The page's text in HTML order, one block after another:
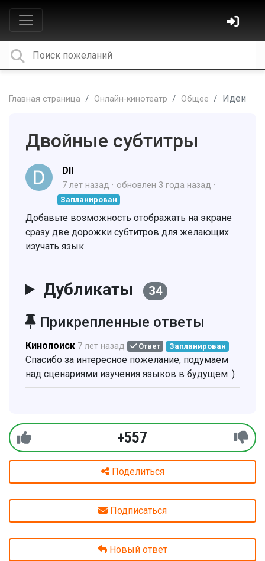
Главная страница Онлайн-кинотеатр Общее Идеи
Двойные субтитры
DII
7 лет назад обновлен 3 года назад
Запланирован
Добавьте возможность отображать на экране
сразу две дорожки субтитров для желающих
изучать язык.
Дубликаты 34
Прикрепленные ответы
Кинопоиск 7 лет назад Ответ Запланирован
Спасибо за интересное пожелание, подумаем
над сценариями изучения языков в будущем :)
+557
Поделиться
Подписаться
Новый ответ